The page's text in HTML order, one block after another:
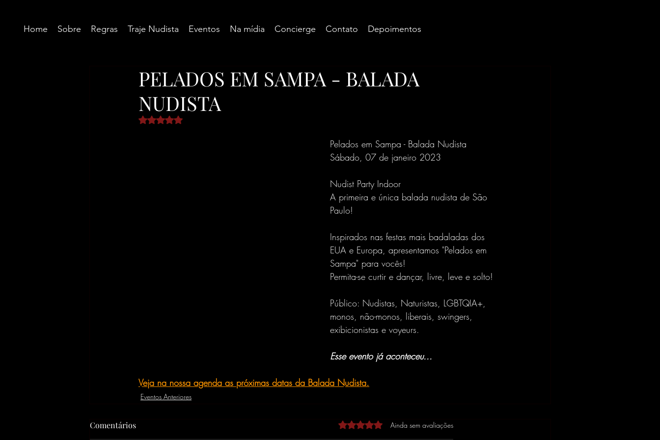
Home Sobre Regras Traje Nudista Eventos Na mídia Concierge Contato Depoimentos
PELADOS EM SAMPA - BALADA
NUDISTA
Avaliado com NaN de 5 estrelas.
Pelados em Sampa - Balada Nudista
Sábado, 07 de janeiro 2023
Nudist Party Indoor
A primeira e única balada nudista de São
Paulo!
Inspirados nas festas mais badaladas dos
EUA e Europa, apresentamos "Pelados em
Sampa" para vocês!
Permita-se curtir e dançar, livre, leve e solto!
Público: Nudistas, Naturistas, LGBTQIA+,
monos, não-monos, liberais, swingers,
exibicionistas e voyeurs.
Esse evento já aconteceu...
Veja na nossa agenda as próximas datas da Balada Nudista.
Eventos Anteriores
Comentários Avaliado com 0 de 5 estrelas.
Ainda sem avaliações